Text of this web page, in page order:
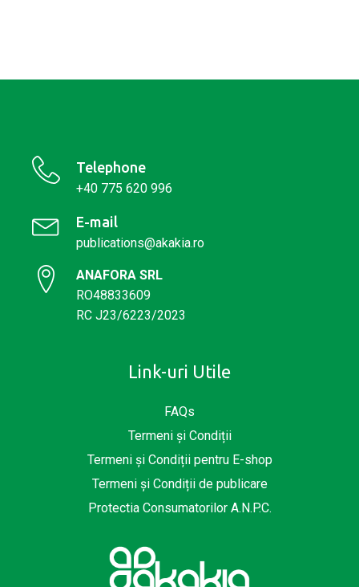
Telephone
+40 775 620 996
E-mail
publications@akakia.ro
ANAFORA SRL
RO48833609
RC J23/6223/2023
Link-uri Utile
FAQs
Termeni și Condiții
Termeni și Condiții pentru E-shop
Termeni și Condiții de publicare
Protectia Consumatorilor A.N.P.C.